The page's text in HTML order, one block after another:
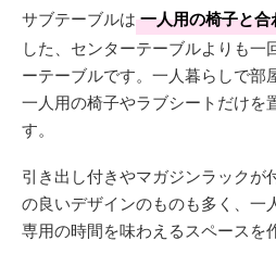
サブテーブルは 一人用の椅子と
した、センターテーブルよりも一
ーテーブルです。一人暮らしで部
一人用の椅子やラブシートだけを
す。
引き出し付きやマガジンラックが
の良いデザインのものも多く、一
専用の時間を味わえるスペースを